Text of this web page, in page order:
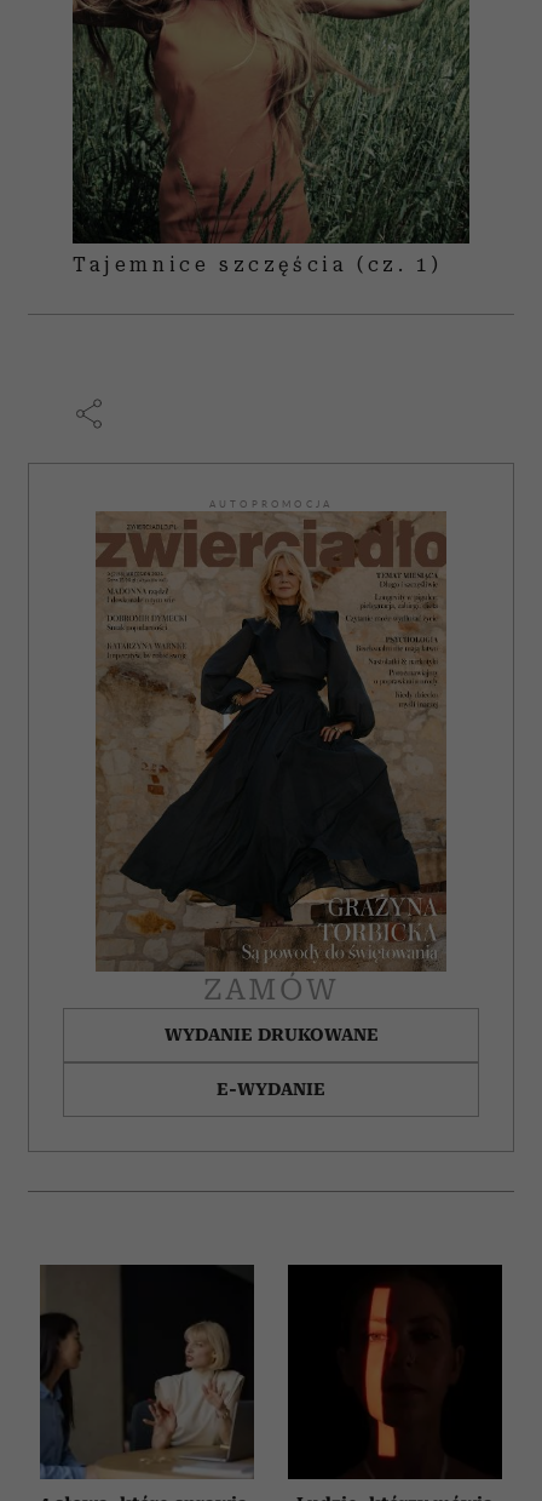
Tajemnice szczęścia (cz. 1)
AUTOPROMOCJA
ZAMÓW
WYDANIE DRUKOWANE
E-WYDANIE